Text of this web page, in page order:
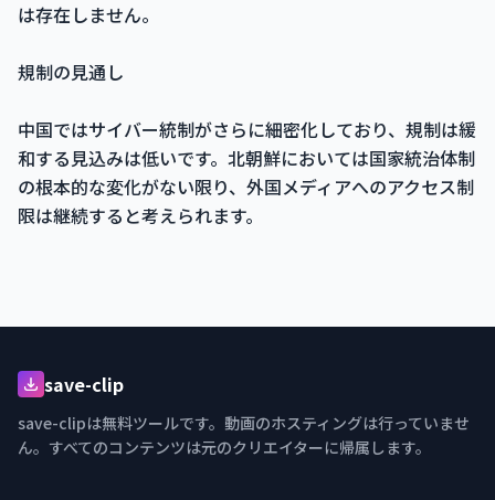
は存在しません。
規制の見通し
中国ではサイバー統制がさらに細密化しており、規制は緩
和する見込みは低いです。北朝鮮においては国家統治体制
の根本的な変化がない限り、外国メディアへのアクセス制
限は継続すると考えられます。
save-clip
save-clipは無料ツールです。動画のホスティングは行っていませ
ん。すべてのコンテンツは元のクリエイターに帰属します。